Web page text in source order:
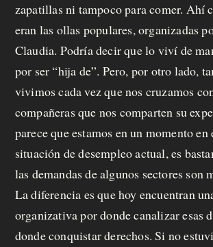
zapatillas ni tampoco para comer. Ahí
eran las ollas populares, organizadas
Claudia. Podría decir que lo viví de
por ser “hija de”. Pero, por otro lado,
vivimos cada vez que nos cruzamos
compañeras que nos comparten su
parece que estamos en un momento en
situación de desempleo actual, es
las demandas de algunos sectores son
La diferencia es que hoy encuentran
organizativa por donde canalizar esas
donde conquistar derechos. Si no